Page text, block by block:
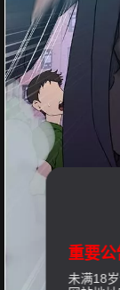
重要公
未满18岁